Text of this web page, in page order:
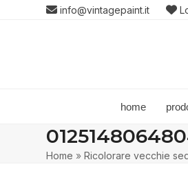
info@vintagepaint.it
home
Home »Ricolorare vecchie